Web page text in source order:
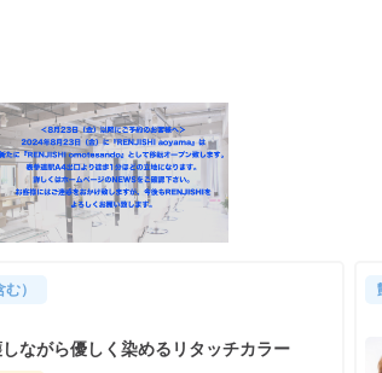
）
ながら優しく染めるリタッチカラー